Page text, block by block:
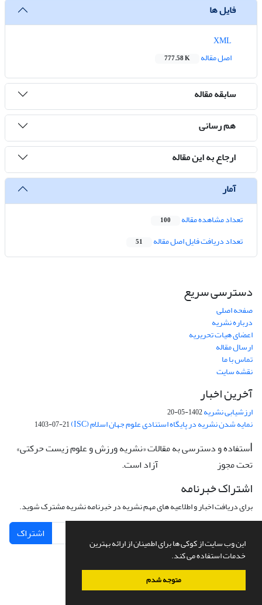
این وب سایت از کوکی ها برای اطمینان از ارائه بهترین
خدمات استفاده می کند.
متوجه شدم
فایل ها
اصل مقاله
777.58 K
سابقه مقاله
هم رسانی
ارجاع به این مقاله
آمار
تعداد مشاهده مقاله 100
تعداد دریافت فایل اصل مقاله 51
دسترسی سریع
صفحه اصلی
درباره نشریه
اعضای هیات تحریریه
ارسال مقاله
تماس با ما
نقشه سایت
آخرین اخبار
ارزشیابی نشریه1402-05-20
نمایه شدن نشریه در پایگاه استنادی علوم جهان اسلام (ISC) 1403-07-21
ستفاده و دسترسی به مقالات «نشریه ورزش و علوم زیست حرکتی»
تحت مجوز
آزاد است.
اشتراک خبرنامه
برای دریافت اخبار و اطلاعیه های مهم نشریه در خبرنامه نشریه مشترک شوید.
اشتراک
سامانه مدیریت نشریات علمی.طراحی و پیاده سازی ازسیناوب